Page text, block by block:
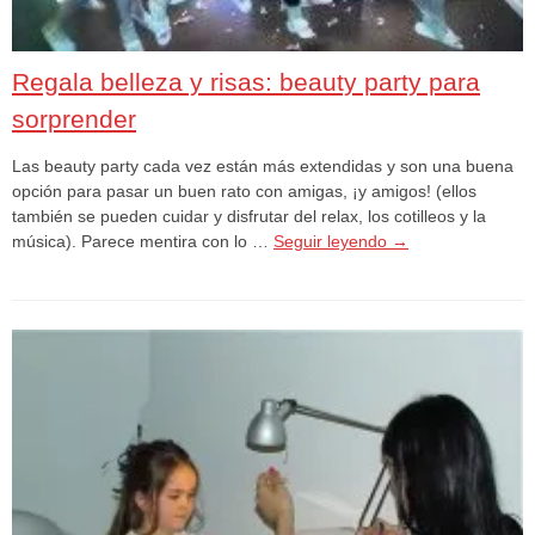
Regala belleza y risas: beauty party para
sorprender
Las beauty party cada vez están más extendidas y son una buena
opción para pasar un buen rato con amigas, ¡y amigos! (ellos
también se pueden cuidar y disfrutar del relax, los cotilleos y la
música). Parece mentira con lo … Seguir leyendo →